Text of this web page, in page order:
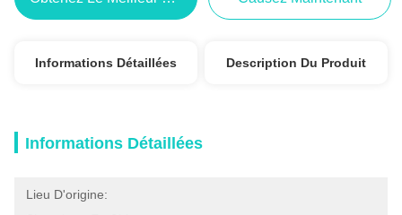
Informations Détaillées Description Du Produit
Informations Détaillées
Lieu D'origine: